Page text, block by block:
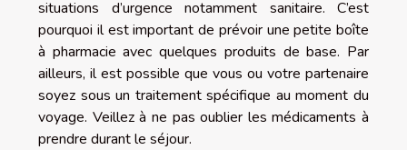
situations d’urgence notamment sanitaire. C’est
pourquoi il est important de prévoir une petite boîte
à pharmacie avec quelques produits de base. Par
ailleurs, il est possible que vous ou votre partenaire
soyez sous un traitement spécifique au moment du
voyage. Veillez à ne pas oublier les médicaments à
prendre durant le séjour.